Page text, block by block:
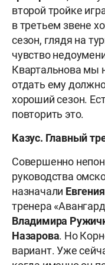
второй тройке
в третьем звене
сезон, глядя на
чувство
Квартальнова мы
отдать ему
хороший сезон.
повторить это.
Казус. Главный
Совершенно
руководства
назначали
тренера
Владимира
Назарова. Но
вариант. Уже